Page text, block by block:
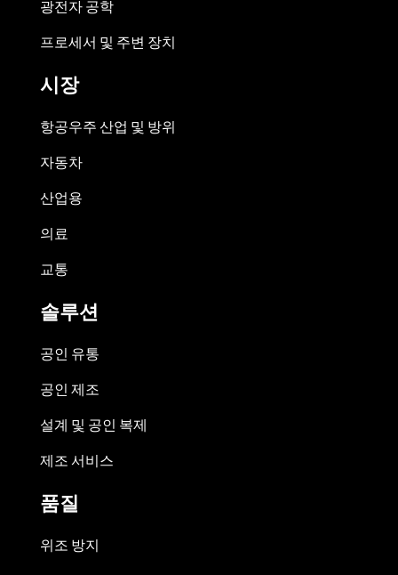
광전자 공학
프로세서 및 주변 장치
시장
항공우주 산업 및 방위
자동차
산업용
의료
교통
솔루션
공인 유통
공인 제조
설계 및 공인 복제
제조 서비스
품질
위조 방지